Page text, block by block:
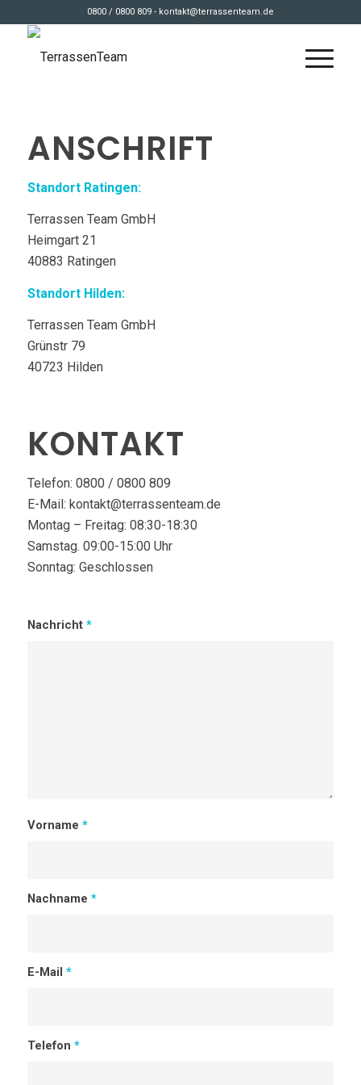
0800 / 0800 809 - kontakt@terrassenteam.de
ANSCHRIFT
Standort Ratingen:
Terrassen Team GmbH
Heimgart 21
40883 Ratingen
Standort Hilden:
Terrassen Team GmbH
Grünstr 79
40723 Hilden
KONTAKT
Telefon: 0800 / 0800 809
E-Mail: kontakt@terrassenteam.de
Montag – Freitag: 08:30-18:30
Samstag. 09:00-15:00 Uhr
Sonntag: Geschlossen
Nachricht *
Vorname *
Nachname *
E-Mail *
Telefon *